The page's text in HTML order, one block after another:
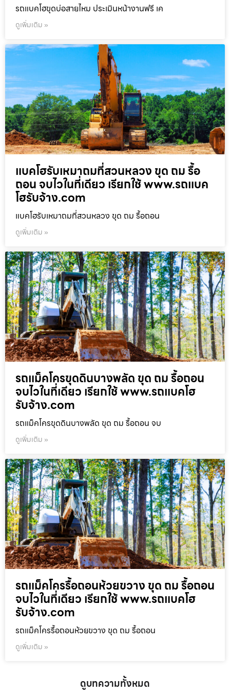
รถแบคโฮขุดบ่อสายไหม ประเมินหน้างานฟรี เค
ดูเพิ่มเติม »
แบคโฮรับเหมาถมที่สวนหลวง ขุด ถม รื้อ
ถอน จบไวในที่เดียว เรียกใช้ www.รถแบค
โฮรับจ้าง.com
แบคโฮรับเหมาถมที่สวนหลวง ขุด ถม รื้อถอน
ดูเพิ่มเติม »
รถแม็คโครขุดดินบางพลัด ขุด ถม รื้อถอน
จบไวในที่เดียว เรียกใช้ www.รถแบคโฮ
รับจ้าง.com
รถแม็คโครขุดดินบางพลัด ขุด ถม รื้อถอน จบ
ดูเพิ่มเติม »
รถแม็คโครรื้อถอนห้วยขวาง ขุด ถม รื้อถอน
จบไวในที่เดียว เรียกใช้ www.รถแบคโฮ
รับจ้าง.com
รถแม็คโครรื้อถอนห้วยขวาง ขุด ถม รื้อถอน
ดูเพิ่มเติม »
ดูบทความทั้งหมด